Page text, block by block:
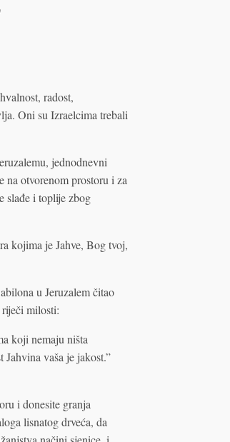
radost,
Oni su Izraelcima trebali
jednodnevni
na otvorenom prostoru i za
slađe i toplije zbog
kojima je Jahve, Bog tvoj,
u Jeruzalem čitao
milosti:
koji nemaju ništa
Jahvina vaša je jakost.”
i donesite granja
lisnatog drveća, da